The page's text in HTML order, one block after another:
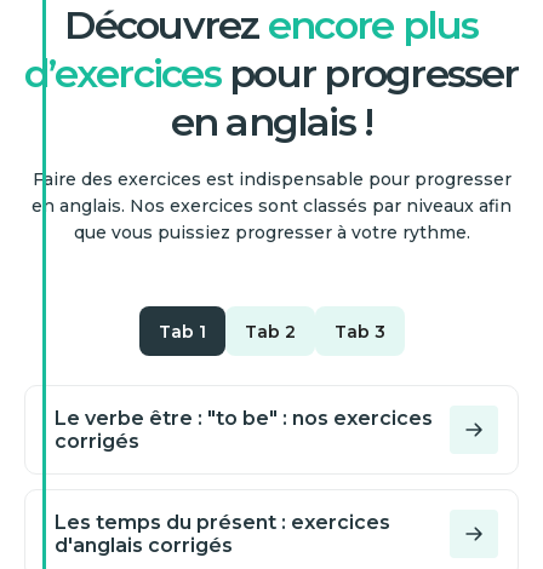
Découvrez encore plus
d’exercicespour progresser
en anglais !
Faire des exercices est indispensable pour progresser
en anglais. Nos exercices sont classés par niveaux afin
que vous puissiez progresser à votre rythme.
Tab 1 Tab 2 Tab 3
Le verbe être : "to be" : nos exercices
corrigés
Les temps du présent : exercices
d'anglais corrigés